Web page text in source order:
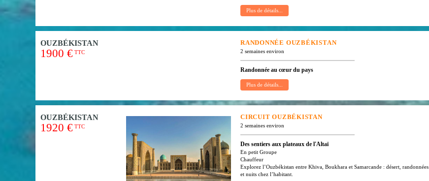
OUZBÉKISTAN
1900 € TTC
RANDONNÉE OUZBÉKISTAN
2 semaines environ
Randonnée au cœur du pays
OUZBÉKISTAN
1920 € TTC
CIRCUITOUZBÉKISTAN
2 semaines environ
Des sentiers aux plateaux de l'Altaï
En petit Groupe
Chauffeur
Explorez l’Ouzbékistan entre Khiva, Boukhara et Samarcande : désert, randonnées
et nuits chez l’habitant.